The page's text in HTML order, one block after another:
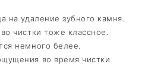
на удаление зубного камня.
чистки тоже классное.
немного белее.
во время чистки